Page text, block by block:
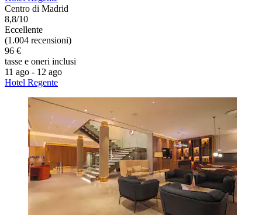
Centro di Madrid
8,8/10
Eccellente
(1.004 recensioni)
96 €
tasse e oneri inclusi
11 ago - 12 ago
Hotel Regente